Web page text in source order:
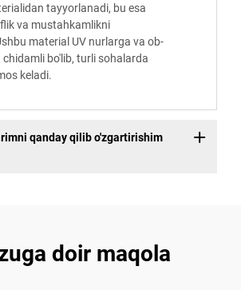
tayyorlanadi, bu esa
va mustahkamlikni
material UV nurlarga va ob-
chidamli bo'lib, turli sohalarda
keladi.
qanday qilib o'zgartirishim
doir maqola